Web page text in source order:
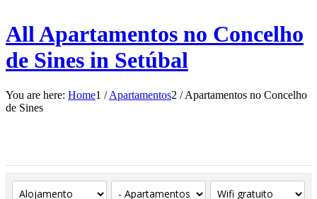
All Apartamentos no Concelho
de Sines in Setúbal
You are here: Home1 / Apartamentos2 / Apartamentos no Concelho
de Sines